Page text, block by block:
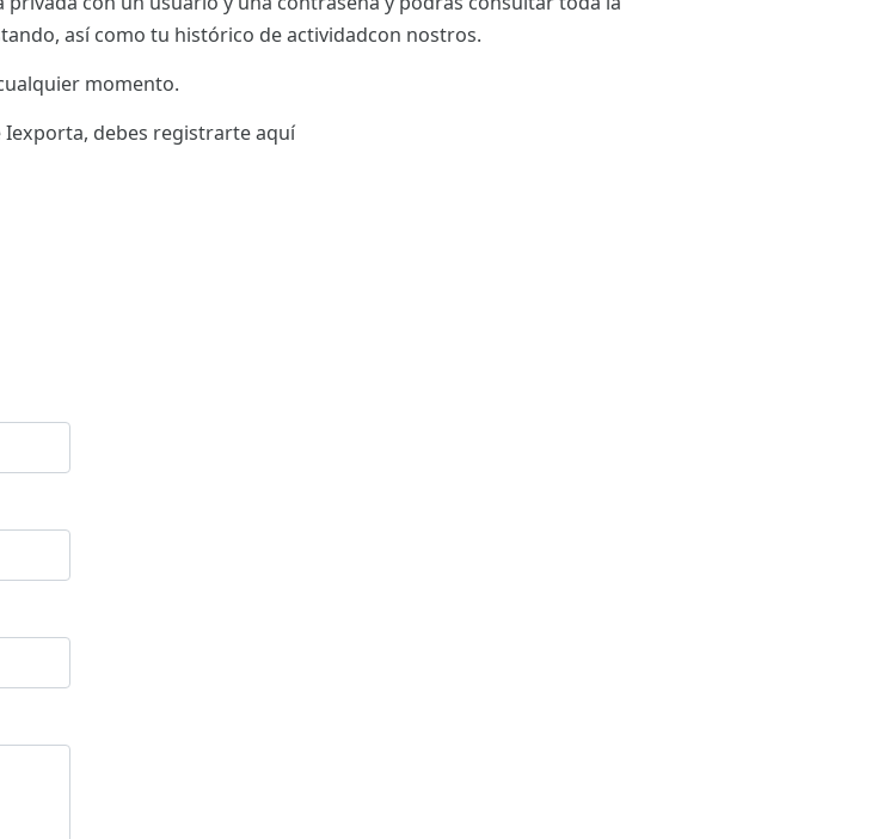
así como tu histórico de actividadcon nostros.
momento.
Iexporta, debes registrarte aquí